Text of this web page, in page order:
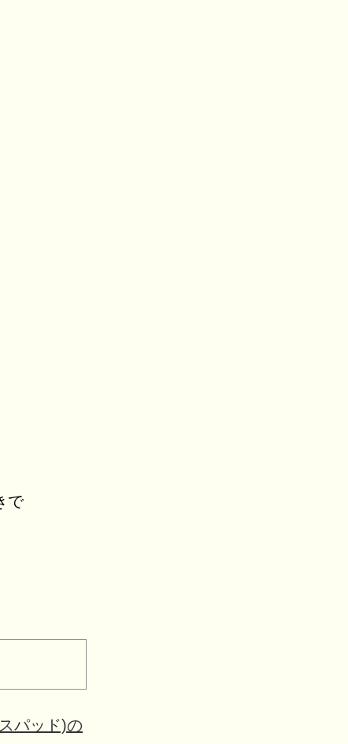
で
パッド)の